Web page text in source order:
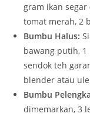
gram ikan
tomat merah, 2
Bumbu Halus:
bawang putih,
sendok teh
blender atau
Bumbu
dimemarkan, 3